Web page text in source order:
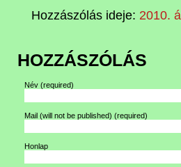
Hozzászólás ideje: 2010.
HOZZÁSZÓLÁS
Név (required)
Mail (will not be published) (required)
Honlap